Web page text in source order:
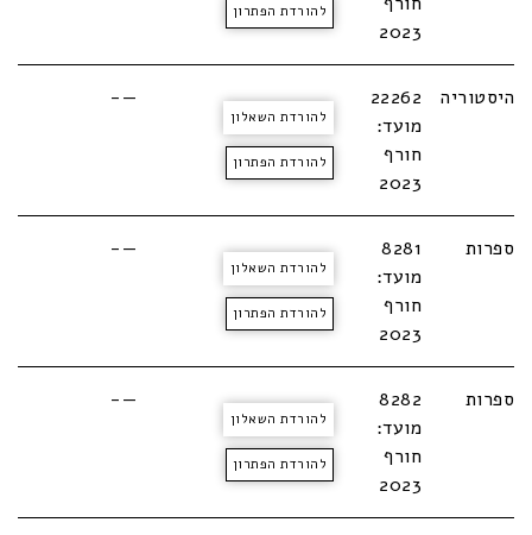
2023
להורדת הפתרון
היסטוריה
22262
מועד:
חורף
2023
להורדת השאלון
להורדת הפתרון
—-
ספרות
8281
מועד:
חורף
2023
להורדת השאלון
להורדת הפתרון
—-
ספרות
8282
מועד:
חורף
2023
להורדת השאלון
להורדת הפתרון
—-